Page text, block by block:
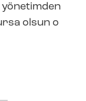
olsun o